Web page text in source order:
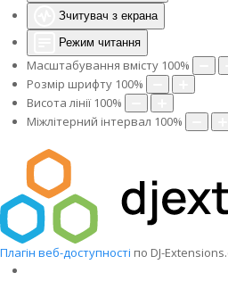
Зчитувач з екрана
Режим читання
Масштабування вмісту 100%
Розмір шрифту 100%
Висота лінії 100%
Міжлітерний інтервал 100%
Плагін веб-доступності по DJ-